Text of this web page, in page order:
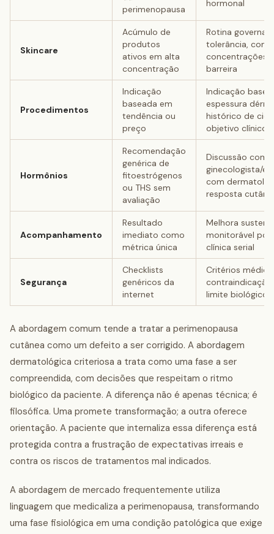
perimenopausa
hormonal
Skincare
Acúmulo de
produtos
ativos em alta
concentração
Rotina
tolerância, com
concentrações
barreira
Procedimentos
Indicação
baseada em
tendência ou
preço
Indicação
espessura
histórico de
objetivo clínico
Hormônios
Recomendação
genérica de
fitoestrógenos
ou THS sem
avaliação
Discussão com
ginecologista/
com
resposta
Acompanhamento
Resultado
imediato como
métrica única
Melhora
monitorável
clínica serial
Segurança
Checklists
genéricos da
internet
Critérios
limite biológico
A abordagem comum tende a tratar a perimenopausa
cutânea como um defeito a ser corrigido. A abordagem
dermatológica criteriosa a trata como uma fase a ser
compreendida, com decisões que respeitam o ritmo
biológico da paciente. A diferença não é apenas técnica; é
filosófica. Uma promete transformação; a outra oferece
orientação. A paciente que internaliza essa diferença está
protegida contra a frustração de expectativas irreais e
contra os riscos de tratamentos mal indicados.
A abordagem de mercado frequentemente utiliza
linguagem que medicaliza a perimenopausa, transformando
uma fase fisiológica em uma condição patológica que exige